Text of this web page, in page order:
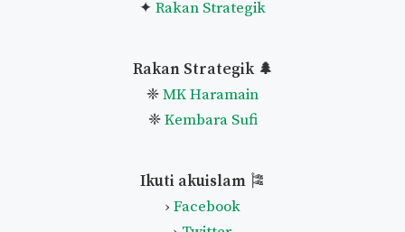
✦ Rakan Strategik
Rakan Strategik 🌲
❈MK Haramain
❈Kembara Sufi
Ikuti akuislam 🎏
› Facebook